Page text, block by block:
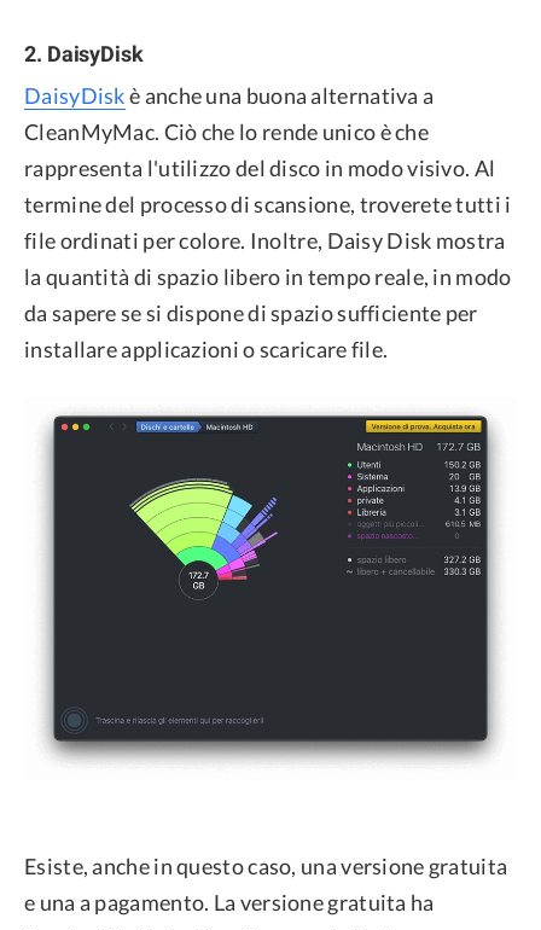
2. DaisyDisk
DaisyDiskè anche una buona alternativa a
CleanMyMac. Ciò che lo rende unico è che
rappresenta l'utilizzo del disco in modo visivo. Al
termine del processo di scansione, troverete tutti i
file ordinati per colore. Inoltre, Daisy Disk mostra
la quantità di spazio libero in tempo reale, in modo
da sapere se si dispone di spazio sufficiente per
installare applicazioni o scaricare file.
Esiste, anche in questo caso, una versione gratuita
e una a pagamento. La versione gratuita ha